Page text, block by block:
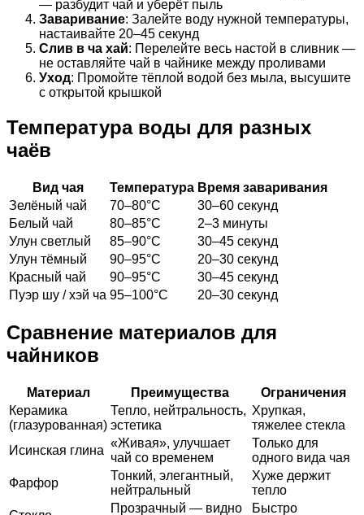
— разбудит чай и уберёт пыль
Заваривание: Залейте воду нужной температуры,
настаивайте 20–45 секунд
Слив в ча хай: Перелейте весь настой в сливник —
не оставляйте чай в чайнике между проливами
Уход: Промойте тёплой водой без мыла, высушите
с открытой крышкой
Температура воды для разных
чаёв
Вид чая Температура Время заваривания
Зелёный чай
70–80°C
30–60 секунд
Белый чай
80–85°C
2–3 минуты
Улун светлый
85–90°C
30–45 секунд
Улун тёмный
90–95°C
20–30 секунд
Красный чай
90–95°C
30–45 секунд
Пуэр шу / хэй ча 95–100°C 20–30 секунд
Сравнение материалов для
чайников
Материал Преимущества
Ограничения
Керамика
(глазурованная)
Тепло, нейтральность,
эстетика
Хрупкая,
тяжелее стекла
Исинская глина
«Живая», улучшает
чай со временем
Только для
одного вида чая
Фарфор
Тонкий, элегантный,
нейтральный
Хуже держит
тепло
Прозрачный — видно Быстро